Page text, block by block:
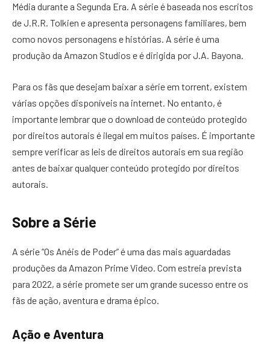
Média durante a Segunda Era. A série é baseada nos escritos
de J.R.R. Tolkien e apresenta personagens familiares, bem
como novos personagens e histórias. A série é uma
produção da Amazon Studios e é dirigida por J.A. Bayona.
Para os fãs que desejam baixar a série em torrent, existem
várias opções disponíveis na internet. No entanto, é
importante lembrar que o download de conteúdo protegido
por direitos autorais é ilegal em muitos países. É importante
sempre verificar as leis de direitos autorais em sua região
antes de baixar qualquer conteúdo protegido por direitos
autorais.
Sobre a Série
A série “Os Anéis de Poder” é uma das mais aguardadas
produções da Amazon Prime Video. Com estreia prevista
para 2022, a série promete ser um grande sucesso entre os
fãs de ação, aventura e drama épico.
Ação e Aventura